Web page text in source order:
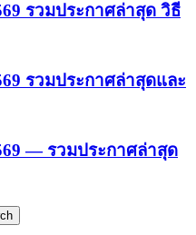
รวมประกาศล่าสุด วิธี
รวมประกาศล่าสุดและ
— รวมประกาศล่าสุด